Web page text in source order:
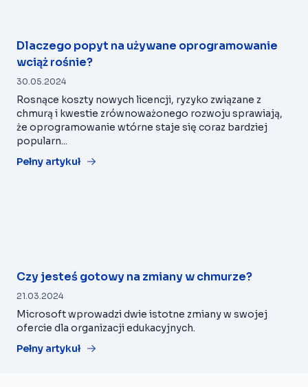
Dlaczego popyt na używane oprogramowanie
wciąż rośnie?
30.05.2024
Rosnące koszty nowych licencji, ryzyko związane z
chmurą i kwestie zrównoważonego rozwoju sprawiają,
że oprogramowanie wtórne staje się coraz bardziej
popularn...
Pełny artykuł
Czy jesteś gotowy na zmiany w chmurze?
21.03.2024
Microsoft wprowadzi dwie istotne zmiany w swojej
ofercie dla organizacji edukacyjnych.
Pełny artykuł